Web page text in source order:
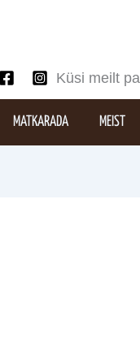
Küsi meilt
MATKARADA MEIST